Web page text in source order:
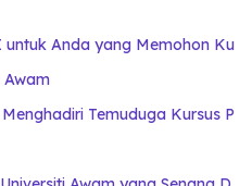
untuk Anda yang Memohon Ku
Awam
Temuduga Kursus P